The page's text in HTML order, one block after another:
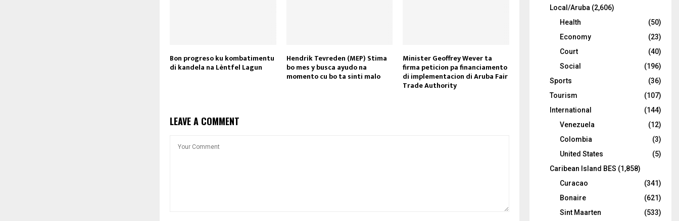
Bon progreso ku kombatimentu
di kandela na Lèntfel Lagun
Hendrik Tevreden (MEP) Stima
bo mes y busca ayudo na
momento cu bo ta sinti malo
Minister Geoffrey Wever ta
firma peticion pa financiamento
di implementacion di Aruba Fair
Trade Authority
LEAVE A COMMENT
Local/Aruba (2,606)
Health
(50)
Economy
(23)
Court
(40)
Social
(196)
Sports
(36)
Tourism
(107)
International
(144)
Venezuela
(12)
Colombia
(3)
United States
(5)
Caribean Island BES (1,858)
Curacao
(341)
Bonaire
(621)
Sint Maarten
(533)